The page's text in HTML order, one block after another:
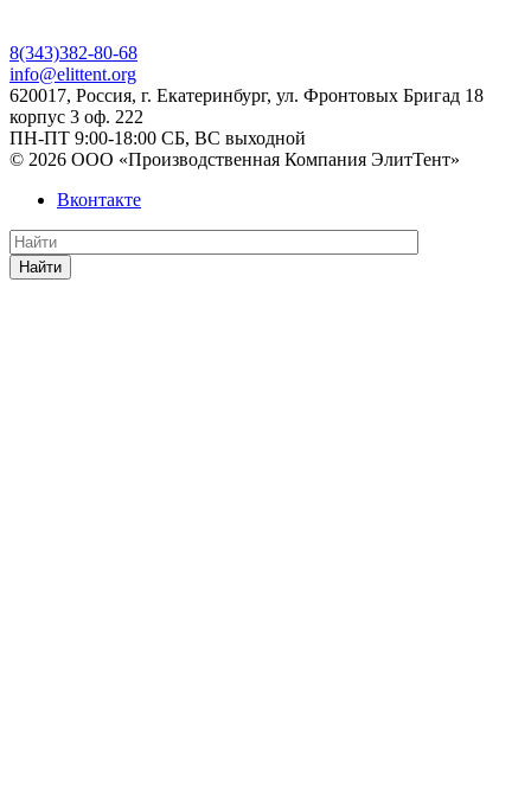
8(343)382-80-68
info@elittent.org
620017, Россия, г. Екатеринбург, ул. Фронтовых Бригад 18
корпус 3 оф. 222
ПН-ПТ 9:00-18:00 СБ, ВС выходной
© 2026 ООО «Производственная Компания ЭлитТент»
Вконтакте
Найти